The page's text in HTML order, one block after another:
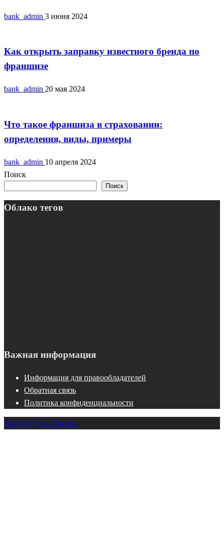
bank_admin 3 июня 2024
Как открыть заправку известного бренда по
франшизе
bank_admin 20 мая 2024
Что такое франшиза в страховании:
определения, виды, примеры
bank_admin 10 апреля 2024
Поиск
Поиск
Облако тегов
Важная информация
Информация для правообладателей
Обратная связь
Политика конфиденциальности
Theme by Silk Themes